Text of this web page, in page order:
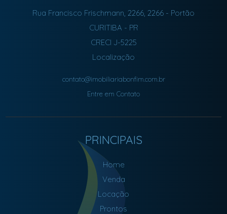
Rua Francisco Frischmann, 2266, 2266 - Portão
CURITIBA - PR
CRECI J-5225
Localização
contato@imobiliariabonfim.com.br
Entre em Contato
PRINCIPAIS
Home
Venda
Locação
Prontos